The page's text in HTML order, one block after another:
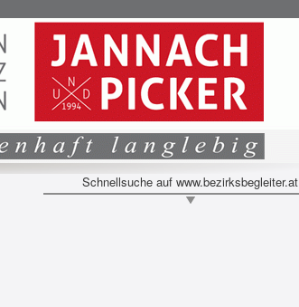
Schnellsuche auf www.bezirksbegleiter.at